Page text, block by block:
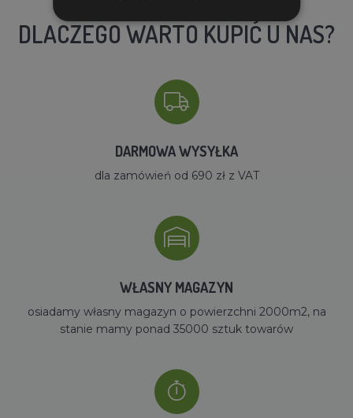
DLACZEGO WARTO KUPIĆ U NAS?
DARMOWA WYSYŁKA
dla zamówień od 690 zł z VAT
WŁASNY MAGAZYN
osiadamy własny magazyn o powierzchni 2000m2, na
stanie mamy ponad 35000 sztuk towarów